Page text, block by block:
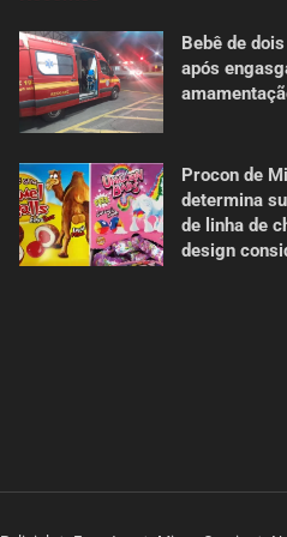
Bebê de
após
Procon de
determina
de linha de
design